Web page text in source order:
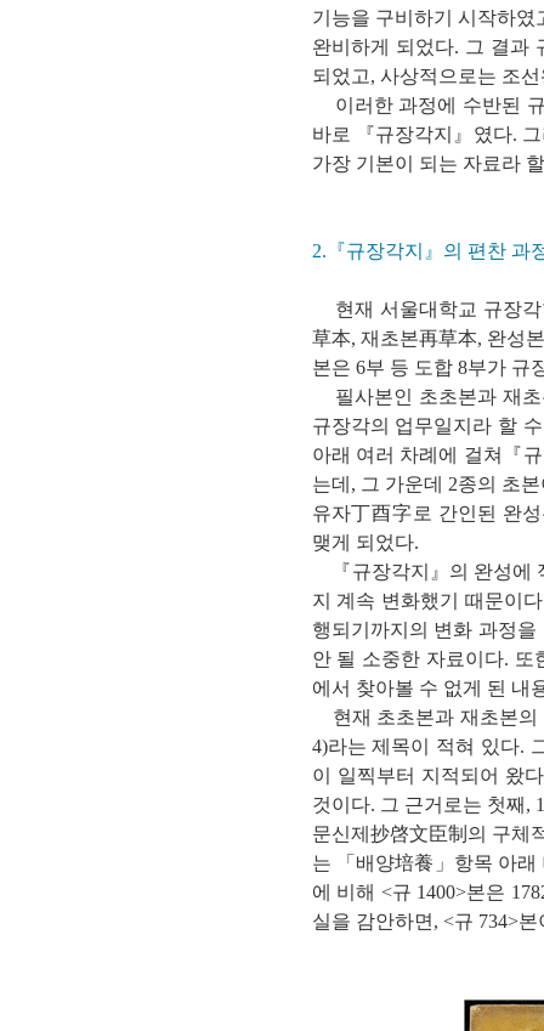
기능을 구비하기 시작하
완비하게 되었다. 그 결과
되었고, 사상적으로는 조
이러한 과정에 수반된
바로 『규장각지』였다.
가장 기본이 되는 자료라
2.『규장각지』의 편찬 과
현재 서울대학교 규장각
草本, 재초본再草本, 완성
본은 6부 등 도합 8부가 규
필사본인 초초본과 재초
규장각의 업무일지라 할
아래 여러 차례에 걸쳐『
는데, 그 가운데 2종의 초
유자丁酉字로 간인된 완
맺게 되었다.
『규장각지』의 완성에
지 계속 변화했기 때문이
행되기까지의 변화 과정
안 될 소중한 자료이다.
에서 찾아볼 수 없게 된 내
현재 초초본과 재초본의
4)라는 제목이 적혀 있다.
이 일찍부터 지적되어 왔
것이다. 그 근거로는 첫째,
문신제抄啓文臣制의 구체
는 「배양培養」항목 아래
에 비해 <규 1400>본은
실을 감안하면, <규 734>